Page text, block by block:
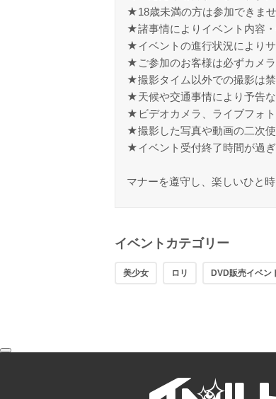
★18歳未満の方は参加できませ
★諸事情によりイベント内容
★イベントの進行状況により
★ご参加のお客様は必ずカメ
★撮影タイム以外での撮影は禁
★天候や交通事情により予告な
★ビデオカメラ、ライブフォ
★撮影した写真や動画の二次
★イベント受付終了時間が過
マナーを遵守し、楽しいひと
イベントカテゴリー
美少女 ロリ DVD販売イベン